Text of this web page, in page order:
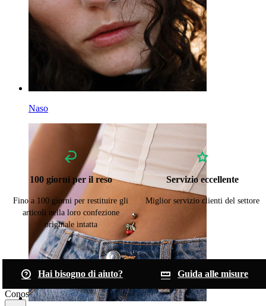
Naso
100 giorni per il reso
Fino a 100 giorni per restituire gli
articoli nella loro confezione
originale intatta
Servizio eccellente
Miglior servizio clienti del settore
Hai bisogno di aiuto?
Guida alle misure
Conosci Bodymod